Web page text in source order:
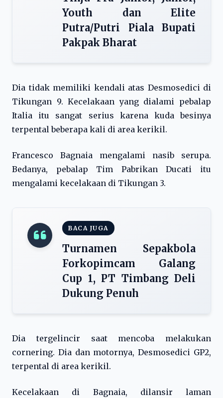
Youth dan Elite
Putra/Putri Piala Bupati
Pakpak Bharat
Dia tidak memiliki kendali atas Desmosedici di
Tikungan 9. Kecelakaan yang dialami pebalap
Italia itu sangat serius karena kuda besinya
terpental beberapa kali di area kerikil.
Francesco Bagnaia mengalami nasib serupa.
Bedanya, pebalap Tim Pabrikan Ducati itu
mengalami kecelakaan di Tikungan 3.
BACA JUGA
Turnamen Sepakbola
Forkopimcam Galang
Cup 1, PT Timbang Deli
Dukung Penuh
Dia tergelincir saat mencoba melakukan
cornering. Dia dan motornya, Desmosedici GP2,
terpental di area kerikil.
Kecelakaan di Bagnaia, dilansir laman